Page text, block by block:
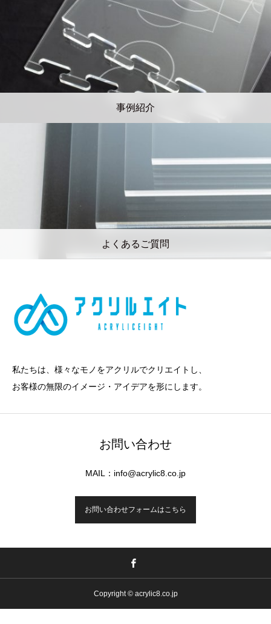
事例紹介
よくあるご質問
私たちは、様々なモノをアクリルでクリエイトし、
お客様の無限のイメージ・アイデアを形にします。
お問い合わせ
MAIL：info@acrylic8.co.jp
お問い合わせフォームはこちら
Copyright © acrylic8.co.jp